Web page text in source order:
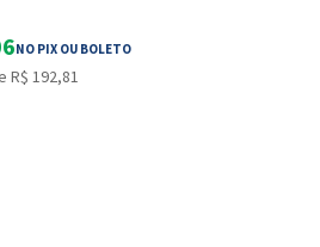
NO PIX OU BOLETO
R$ 192,81